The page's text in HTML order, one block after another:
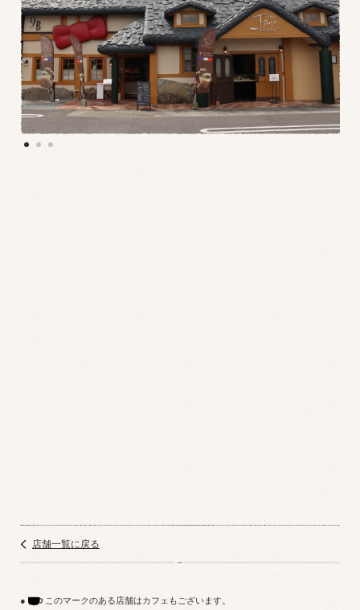
店舗一覧に戻る
このマークのある店舗はカフェもございます。